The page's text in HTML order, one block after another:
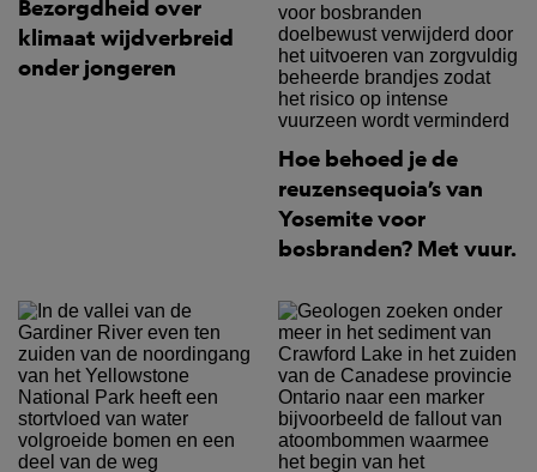
Bezorgdheid over
klimaat wijdverbreid
onder jongeren
Hoe behoed je de
reuzensequoia’s van
Yosemite voor
bosbranden? Met vuur.